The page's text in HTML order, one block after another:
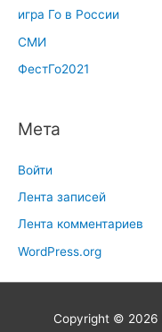
игра Го в России
СМИ
ФестГо2021
Мета
Войти
Лента записей
Лента комментариев
WordPress.org
Copyright © 2026